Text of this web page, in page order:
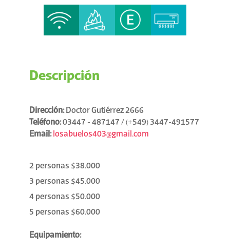
Descripción
Dirección:Doctor Gutiérrez 2666
Teléfono:03447 - 487147 / (+549) 3447-491577
Email: losabuelos403@gmail.com
2 personas $38.000
3 personas $45.000
4 personas $50.000
5 personas $60.000
Equipamiento: